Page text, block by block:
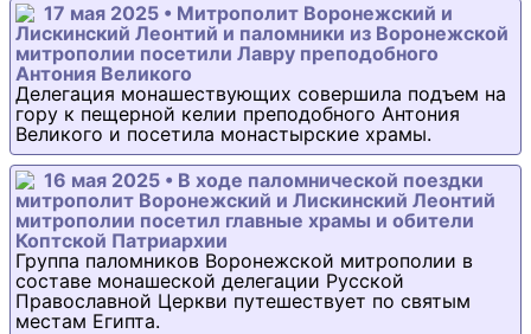
17 мая 2025 • Митрополит Воронежский и
Лискинский Леонтий и паломники из Воронежской
митрополии посетили Лавру преподобного
Антония Великого
Делегация монашествующих совершила подъем на
гору к пещерной келии преподобного Антония
Великого и посетила монастырские храмы.
16 мая 2025 • В ходе паломнической поездки
митрополит Воронежский и Лискинский Леонтий
митрополии посетил главные храмы и обители
Коптской Патриархии
Группа паломников Воронежской митрополии в
составе монашеской делегации Русской
Православной Церкви путешествует по святым
местам Египта.